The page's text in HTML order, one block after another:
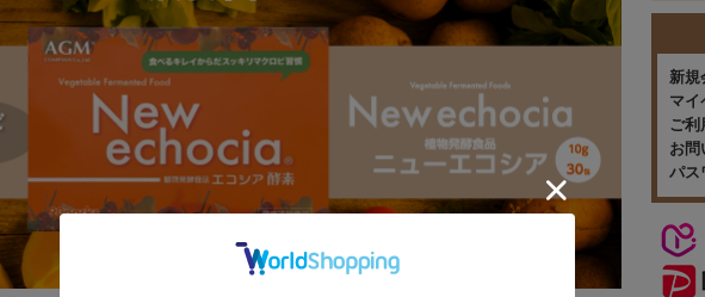
び休業に関するお知らせ
具合発生中
ーン実施中
雨の影響について（2020.07.06 14時現在）
るお知らせ
響につきまして
新規
マイ
ご利
お問
パス